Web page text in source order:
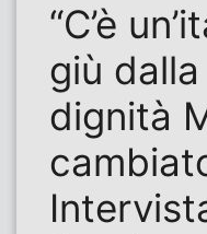
“C’è
giù
dignità